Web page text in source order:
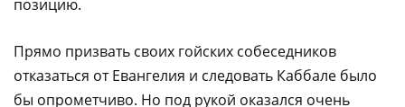
позицию.
Прямо призвать своих гойских собеседников
отказаться от Евангелия и следовать Каббале было
бы опрометчиво. Но под рукой оказался очень